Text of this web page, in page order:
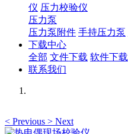
仪 压力校验仪
压力泵
压力泵附件 手持压力泵
下载中心
全部 文件下载 软件下载
联系我们
< Previous > Next